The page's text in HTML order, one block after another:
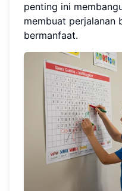
penting ini
membuat perjalanan
bermanfaat.